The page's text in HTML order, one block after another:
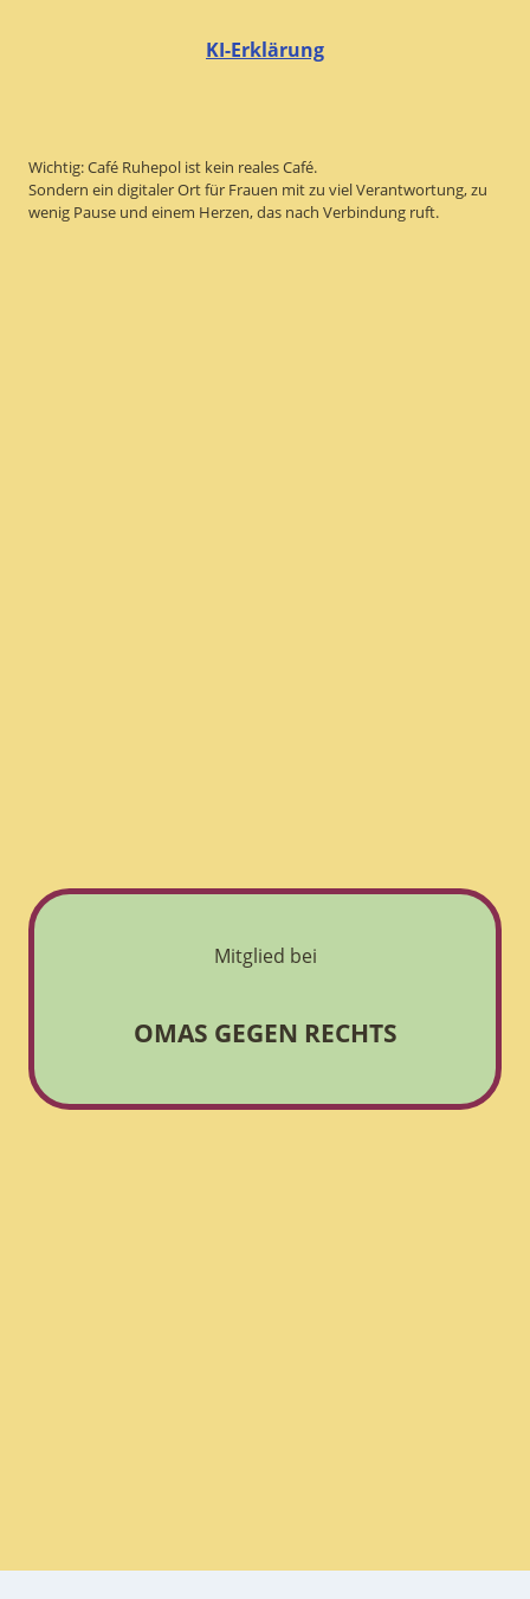
KI-Erklärung
Wichtig: Café Ruhepol ist kein reales Café.
Sondern ein digitaler Ort für Frauen mit zu viel Verantwortung, zu
wenig Pause und einem Herzen, das nach Verbindung ruft.
Mitglied bei
OMAS GEGEN RECHTS